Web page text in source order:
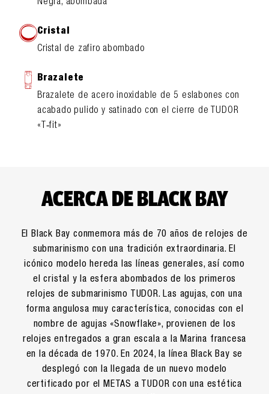
Cristal
Cristal de zafiro abombado
Brazalete
Brazalete de acero inoxidable de 5 eslabones con
acabado pulido y satinado con el cierre de TUDOR
«T‑fit»
ACERCA DE BLACK BAY
El Black Bay conmemora más de 70 años de relojes de
submarinismo con una tradición extraordinaria. El
icónico modelo hereda las líneas generales, así como
el cristal y la esfera abombados de los primeros
relojes de submarinismo TUDOR. Las agujas, con una
forma angulosa muy característica, conocidas con el
nombre de agujas «Snowflake», provienen de los
relojes entregados a gran escala a la Marina francesa
en la década de 1970. En 2024, la línea Black Bay se
desplegó con la llegada de un nuevo modelo
certificado por el METAS a TUDOR con una estética